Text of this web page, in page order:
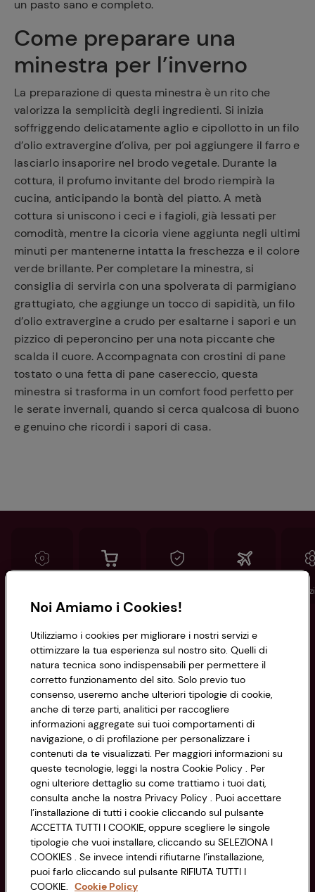
un pasto sano e completo.
Come preparare una
minestra per l’inverno
La preparazione di questa minestra è un rito che
valorizza la semplicità degli ingredienti. Si inizia
soffriggendo delicatamente aglio e cipollotto in un filo
d’olio extravergine d’oliva, per poi aggiungere il farro e
lasciarlo insaporire nel brodo vegetale. Durante la
cottura, il profumo invitante del brodo riempirà la
cucina, anticipando la bontà del piatto. A metà
cottura si uniscono i ceci e i fagioli, già lessati per
comodità, mentre la cicoria viene aggiunta negli ultimi
minuti per mantenerne intatta la freschezza e il colore
verde brillante. Per completare la minestra, si
consiglia di servirla con una spolverata di parmigiano
grattugiato, che aggiunge un tocco di sapidità, un filo
d’olio extravergine a crudo per esaltarne i sapori e un
pizzico di peperoncino per una nota piccante che
scalda il cuore. Accompagnata con crostini di pane
tostato o una fetta di pane casereccio, questa
minestra si trasforma in un comfort food perfetto per
le serate invernali, quando si cerca qualcosa di buono
e genuino che ricordi i sapori di casa.
Informazioni
Privacy Policy
Cookie Policy
Impostazioni Cookie
Accessibilità
CONAD SOCIETÀ COOPERATIVA
Via Michelino, 59 | 40127 BOLOGNA
Codice Fiscale e Registro Imprese
di Bologna 00865960157
PARTITA IVA 03320960374
Servizio clienti
Noi Amiamo i Cookies!
Utilizziamo i cookies per migliorare i nostri servizi e
ottimizzare la tua esperienza sul nostro sito. Quelli di
natura tecnica sono indispensabili per permettere il
corretto funzionamento del sito. Solo previo tuo
consenso, useremo anche ulteriori tipologie di cookie,
anche di terze parti, analitici per raccogliere
informazioni aggregate sui tuoi comportamenti di
navigazione, o di profilazione per personalizzare i
contenuti da te visualizzati. Per maggiori informazioni su
queste tecnologie, leggi la nostra Cookie Policy . Per
ogni ulteriore dettaglio su come trattiamo i tuoi dati,
consulta anche la nostra Privacy Policy . Puoi accettare
l’installazione di tutti i cookie cliccando sul pulsante
ACCETTA TUTTI I COOKIE, oppure scegliere le singole
tipologie che vuoi installare, cliccando su SELEZIONA I
COOKIES . Se invece intendi rifiutarne l’installazione,
puoi farlo cliccando sul pulsante RIFIUTA TUTTI I
COOKIE. Cookie Policy